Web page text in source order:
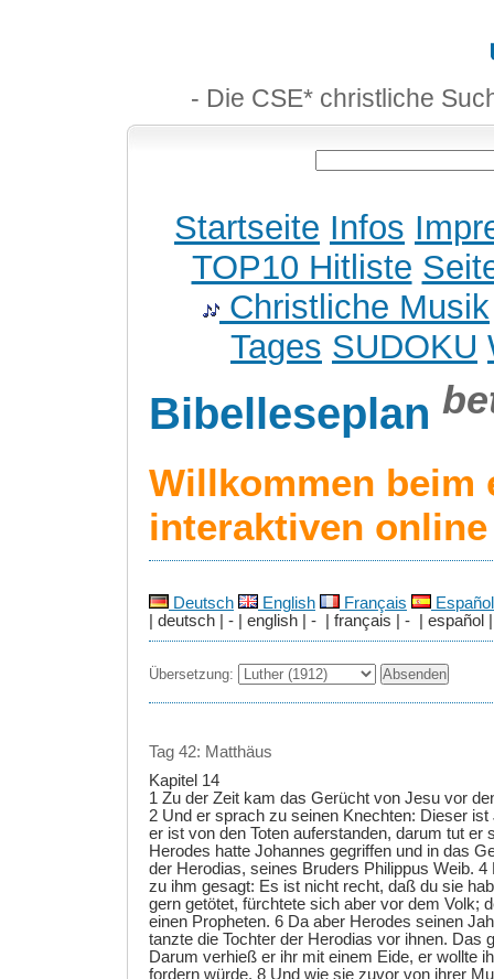
- Die CSE* christliche
Startseite Infos
TOP10 Hitliste
Christliche Musik
Tages SUDOKU
Bibelleseplan
Willkommen beim
interaktiven
Deutsch English Français
Español
| deutsch | - | english | - | français | - | español |
Übersetzung:
Tag 42: Matthäus
Kapitel 14
1 Zu der Zeit kam das Gerücht von Jesu vor
2 Und er sprach zu seinen Knechten: Dieser ist
er ist von den Toten auferstanden, darum tut er
Herodes hatte Johannes gegriffen und in das
der Herodias, seines Bruders Philippus Weib. 4
zu ihm gesagt: Es ist nicht recht, daß du sie
gern getötet, fürchtete sich aber vor dem Volk;
einen Propheten. 6 Da aber Herodes seinen
tanzte die Tochter der Herodias vor ihnen. Das
Darum verhieß er ihr mit einem Eide, er wollte
fordern würde. 8 Und wie sie zuvor von ihrer